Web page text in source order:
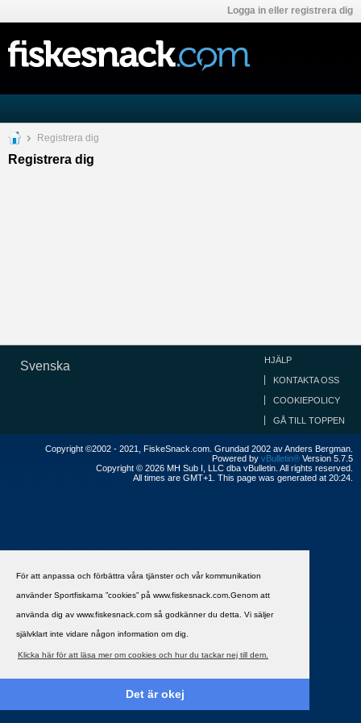
För att anpassa och förbättra våra tjänster och vår kommunikation
använder Sportfiskarna ”cookies” på www.fiskesnack.com.Genom att
använda dig av www.fiskesnack.com så godkänner du detta. Vi säljer
självklart inte vidare någon information om dig.
Klicka här för att läsa mer om cookies och hur du tackar nej till dem.
Det är okej
Logga in eller registrera dig
Registrera dig
Registrera dig
Svenska HJÄLP
KONTAKTA OSS
COOKIEPOLICY
GÅ TILL TOPPEN
Copyright ©2002 - 2021, FiskeSnack.com. Grundad 2002 av Anders Bergman.
Powered by vBulletin® Version 5.7.5
Copyright © 2026 MH Sub I, LLC dba vBulletin. All rights reserved.
All times are GMT+1. This page was generated at 20:24.